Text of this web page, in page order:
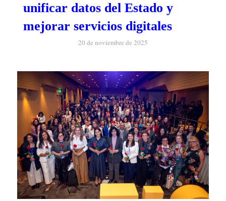
unificar datos del Estado y
mejorar servicios digitales
20 de noviembre de 2025